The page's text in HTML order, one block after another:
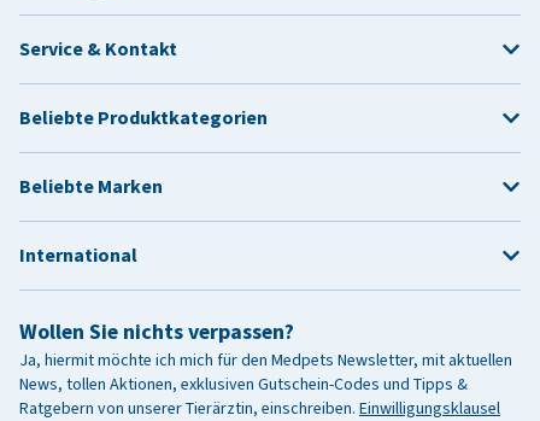
Wollen Sie nichts verpassen?
Ja, hiermit möchte ich mich für den Medpets Newsletter, mit aktuellen
News, tollen Aktionen, exklusiven Gutschein-Codes und Tipps &
Ratgebern von unserer Tierärztin, einschreiben. Einwilligungsklausel
Service & Kontakt
Beliebte Produktkategorien
Beliebte Marken
International